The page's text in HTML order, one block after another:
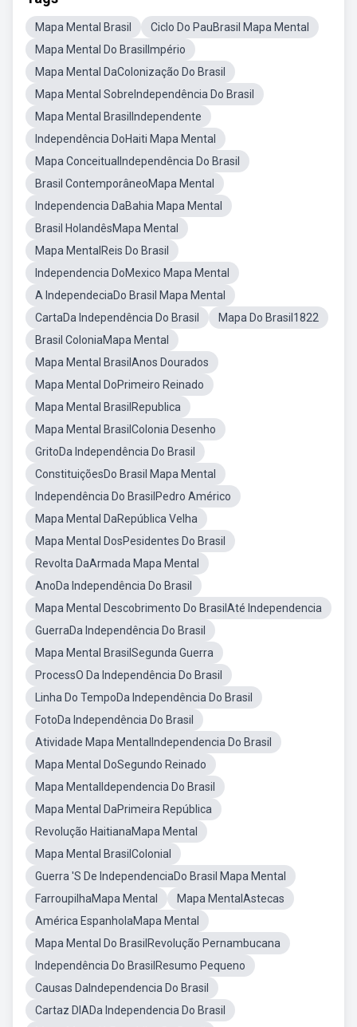
Mapa Mental Brasil
Ciclo Do PauBrasil Mapa Mental
Mapa Mental Do BrasilImpério
Mapa Mental DaColonização Do Brasil
Mapa Mental SobreIndependência Do Brasil
Mapa Mental BrasilIndependente
Independência DoHaiti Mapa Mental
Mapa ConceitualIndependência Do Brasil
Brasil ContemporâneoMapa Mental
Independencia DaBahia Mapa Mental
Brasil HolandêsMapa Mental
Mapa MentalReis Do Brasil
Independencia DoMexico Mapa Mental
A IndependeciaDo Brasil Mapa Mental
CartaDa Independência Do Brasil
Mapa Do Brasil1822
Brasil ColoniaMapa Mental
Mapa Mental BrasilAnos Dourados
Mapa Mental DoPrimeiro Reinado
Mapa Mental BrasilRepublica
Mapa Mental BrasilColonia Desenho
GritoDa Independência Do Brasil
ConstituiçõesDo Brasil Mapa Mental
Independência Do BrasilPedro Américo
Mapa Mental DaRepública Velha
Mapa Mental DosPesidentes Do Brasil
Revolta DaArmada Mapa Mental
AnoDa Independência Do Brasil
Mapa Mental Descobrimento Do BrasilAté Independencia
GuerraDa Independência Do Brasil
Mapa Mental BrasilSegunda Guerra
ProcessO Da Independência Do Brasil
Linha Do TempoDa Independência Do Brasil
FotoDa Independência Do Brasil
Atividade Mapa MentalIndependencia Do Brasil
Mapa Mental DoSegundo Reinado
Mapa MentalIdependencia Do Brasil
Mapa Mental DaPrimeira República
Revolução HaitianaMapa Mental
Mapa Mental BrasilColonial
Guerra 'S De IndependenciaDo Brasil Mapa Mental
FarroupilhaMapa Mental
Mapa MentalAstecas
América EspanholaMapa Mental
Mapa Mental Do BrasilRevolução Pernambucana
Independência Do BrasilResumo Pequeno
Causas DaIndependencia Do Brasil
Cartaz DIADa Independencia Do Brasil